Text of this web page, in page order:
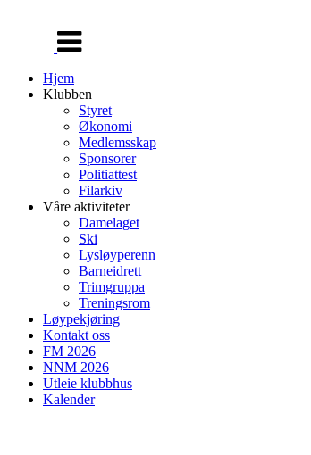
navigasjon
Hjem
Klubben
Styret
Økonomi
Medlemsskap
Sponsorer
Politiattest
Filarkiv
Våre aktiviteter
Damelaget
Ski
Lysløyperenn
Barneidrett
Trimgruppa
Treningsrom
Løypekjøring
Kontakt oss
FM 2026
NNM 2026
Utleie klubbhus
Kalender